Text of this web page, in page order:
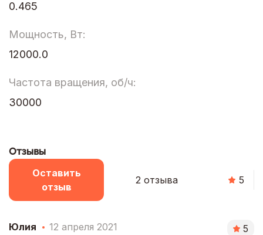
0.465
Мощность, Вт:
12000.0
Частота вращения, об/ч:
30000
Отзывы
5
2 отзыва
Оставить
отзыв
Юлия 12 апреля 2021 5